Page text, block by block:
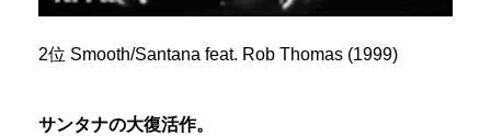
2位 Smooth/Santana feat. Rob Thomas (1999)
サンタナの大復活作。